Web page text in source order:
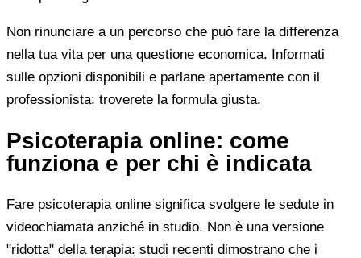
Non rinunciare a un percorso che può fare la differenza
nella tua vita per una questione economica. Informati
sulle opzioni disponibili e parlane apertamente con il
professionista: troverete la formula giusta.
Psicoterapia online: come
funziona e per chi è indicata
Fare psicoterapia online significa svolgere le sedute in
videochiamata anziché in studio. Non è una versione
"ridotta" della terapia: studi recenti dimostrano che i